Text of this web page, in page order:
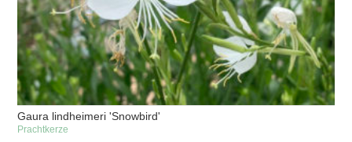
Gaura lindheimeri 'Snowbird'
Prachtkerze